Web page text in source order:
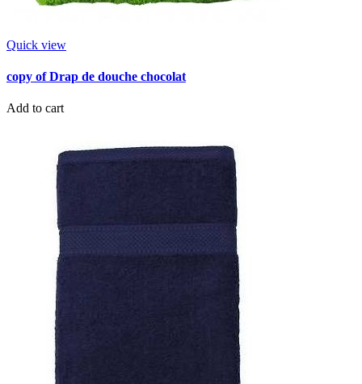
Quick view
copy of Drap de douche chocolat
Add to cart